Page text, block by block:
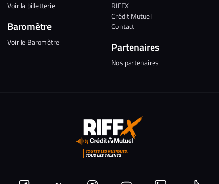
Voir la billetterie
Baromètre
Voir le Baromètre
RIFFX
Crédit Mutuel
Contact
Partenaires
Nos partenaires